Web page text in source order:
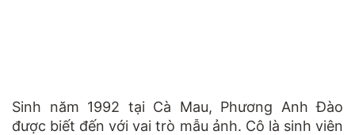
Sinh năm 1992 tại Cà Mau, Phương Anh Đào
được biết đến với vai trò mẫu ảnh. Cô là sinh viên